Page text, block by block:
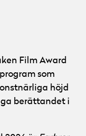
Film Award
som
höjd
berättandet i